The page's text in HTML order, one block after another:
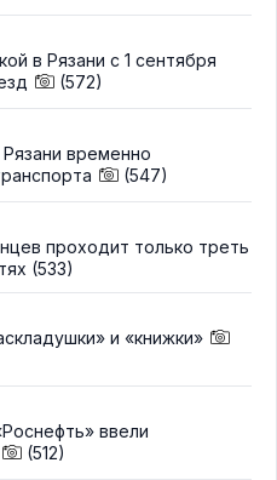
в Рязани с 1 сентября
(572)
временно
(547)
проходит только треть
(533)
и «книжки»
ввели
(512)